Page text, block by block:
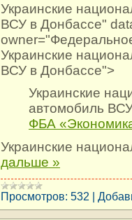
Украинские
ВСУ в Донбассе"
Украинские
ВСУ в Донбассе">
Украинские
автомобиль
ФБА
Украинские
дальше »
Просмотров: 532